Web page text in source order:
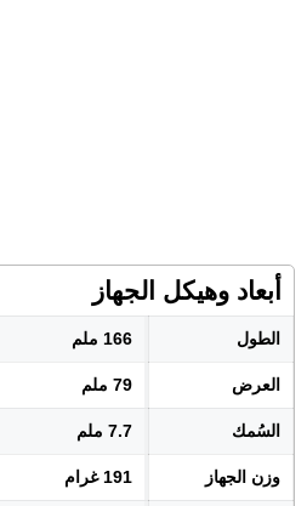
أبعاد وهيكل الجهاز
الطول 166 ملم
العرض 79 ملم
السُمك 7.7 ملم
وزن الجهاز 191 غرام